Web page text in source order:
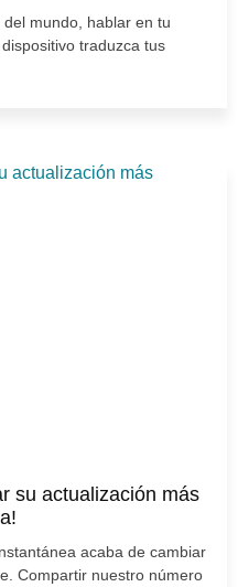
mundo, hablar en tu
traduzca tus
su actualización más
acaba de cambiar
Compartir nuestro número